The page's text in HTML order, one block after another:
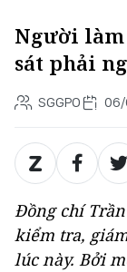
Người
sát phải
SGGPO 06/
Đồng chí
kiểm tra,
lúc này. Bởi